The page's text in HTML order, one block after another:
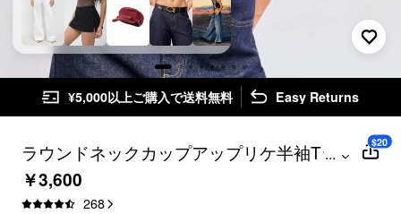
¥5,000以上ご購入で送料無料 Easy Returns
ラウンドネックカップアップリケ半袖Tシ
ャツ
...
￥3,600
268
$20